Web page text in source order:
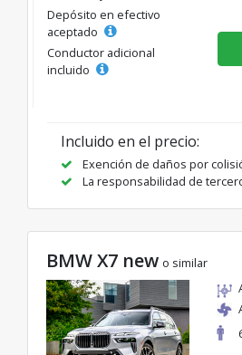
Depósito en efectivo
aceptado
Conductor adicional
incluido
Incluido en el precio:
Exención de daños por
La responsabilidad de
BMW X7 new o similar